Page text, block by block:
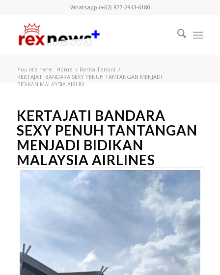
Whatsapp (+62) 877-2943-6180
You are here: Home / Berita Terkini /
KERTAJATI BANDARA SEXY PENUH TANTANGAN MENJADI
BIDIKAN MALAYSIA AIRLIN...
KERTAJATI BANDARA
SEXY PENUH TANTANGAN
MENJADI BIDIKAN
MALAYSIA AIRLINES